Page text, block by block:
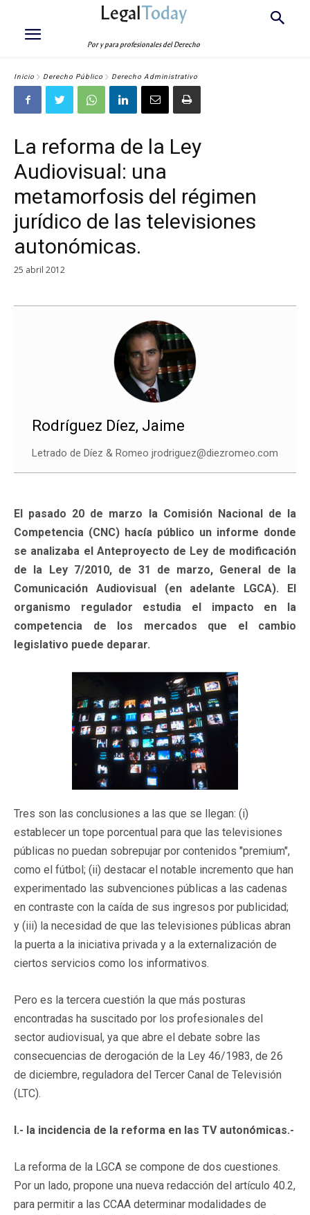
LegalToday
Por y para profesionales del Derecho
Inicio Derecho Público Derecho Administrativo
La reforma de la Ley
Audiovisual: una
metamorfosis del régimen
jurídico de las televisiones
autonómicas.
25 abril 2012
Rodríguez Díez, Jaime
Letrado de Díez & Romeo jrodriguez@diezromeo.com
El pasado 20 de marzo la Comisión Nacional de la
Competencia (CNC) hacía público un informe donde
se analizaba el Anteproyecto de Ley de modificación
de la Ley 7/2010, de 31 de marzo, General de la
Comunicación Audiovisual (en adelante LGCA). El
organismo regulador estudia el impacto en la
competencia de los mercados que el cambio
legislativo puede deparar.
Tres son las conclusiones a las que se llegan: (i)
establecer un tope porcentual para que las televisiones
públicas no puedan sobrepujar por contenidos "premium",
como el fútbol; (ii) destacar el notable incremento que han
experimentado las subvenciones públicas a las cadenas
en contraste con la caída de sus ingresos por publicidad;
y (iii) la necesidad de que las televisiones públicas abran
la puerta a la iniciativa privada y a la externalización de
ciertos servicios como los informativos.
Pero es la tercera cuestión la que más posturas
encontradas ha suscitado por los profesionales del
sector audiovisual, ya que abre el debate sobre las
consecuencias de derogación de la Ley 46/1983, de 26
de diciembre, reguladora del Tercer Canal de Televisión
(LTC).
I.- la incidencia de la reforma en las TV autonómicas.-
La reforma de la LGCA se compone de dos cuestiones.
Por un lado, propone una nueva redacción del artículo 40.2,
para permitir a las CCAA determinar modalidades de